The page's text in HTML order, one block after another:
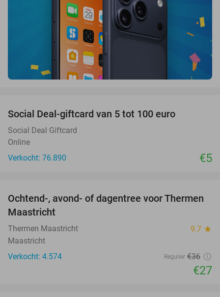
Social Deal-giftcard van 5 tot 100 euro
Social Deal Giftcard
Online
Verkocht: 76.890
€5
25%
Ochtend-, avond- of dagentree voor Thermen
Maastricht
Thermen Maastricht 9.7 star
Maastricht
Verkocht: 4.574
Regulier €36
€27